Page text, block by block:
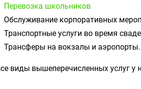
Перевозка школьников
Обслуживание корпоративных
Транспортные услуги во время
Трансферы на вокзалы и аэропорты.
виды вышеперечисленных услуг